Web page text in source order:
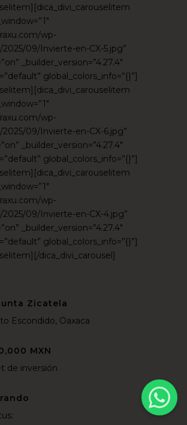
wp-
09/Invierte-en-CX-5.jpg”
_builder_version=”4.27.4″
global_colors_info=”{}”]
wp-
09/Invierte-en-CX-6.jpg”
_builder_version=”4.27.4″
global_colors_info=”{}”]
wp-
09/Invierte-en-CX-4.jpg”
_builder_version=”4.27.4″
global_colors_info=”{}”]
dica_divi_carousel]
Zicatela
Escondido, Oaxaca
MXN
de inversión